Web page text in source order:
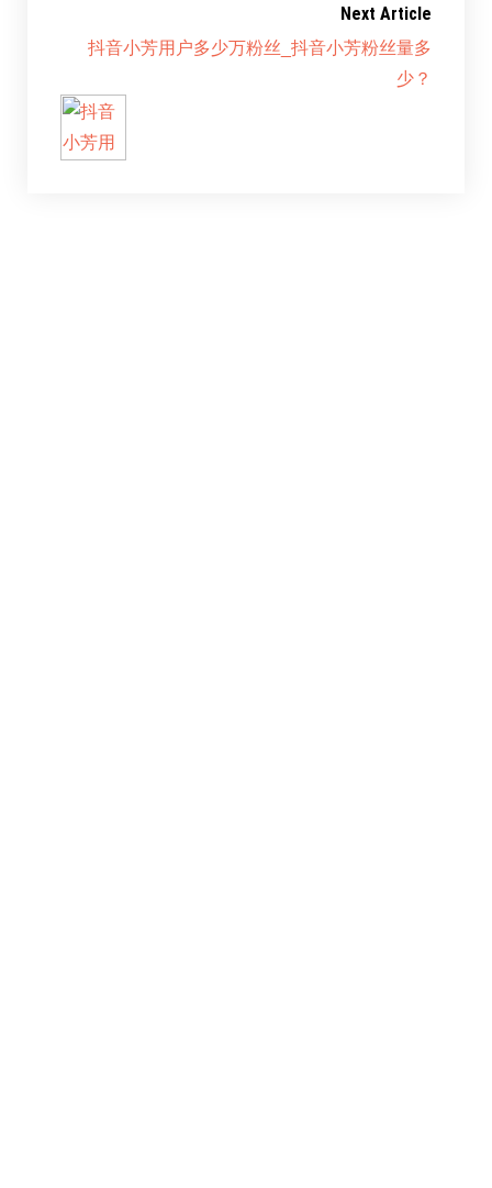
Next Article
抖音小芳用户多少万粉丝_抖音小芳粉丝量多
少？